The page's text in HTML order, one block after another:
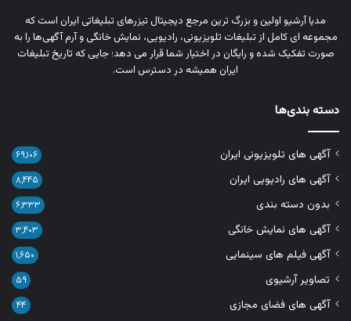
مدیا آرشیو اولین و بزرگ‌ ترین مرجع دیجیتال تیزرهای تبلیغاتی ایران است که
مجموعه‌ ای کامل از تبلیغات تلویزیونی، رادیویی، نمایش خانگی و آرم‌ آگهی‌ها را به‌
صورت تفکیک‌ شده و رایگان در اختیار شما قرار می‌ دهد؛ جایی که تاریخ تبلیغات
ایران همیشه در دسترس است.
دسته بندی‌ها
آگهی های تلویزیونی ایران ۶۹,۱۰۶
آگهی های رادیویی ایران ۸,۴۴۵
بدون دسته بندی ۶,۳۳۳
آگهی های نمایش خانگی ۳,۴۰۳
آگهی فیلم های سینمایی ۱,۶۵۰
تصاویر آرشیوی ۵۹
آگهی های فضای مجازی ۴۴